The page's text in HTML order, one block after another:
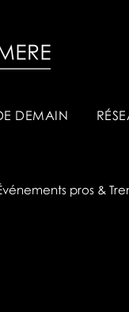
DEMAIN
pros &